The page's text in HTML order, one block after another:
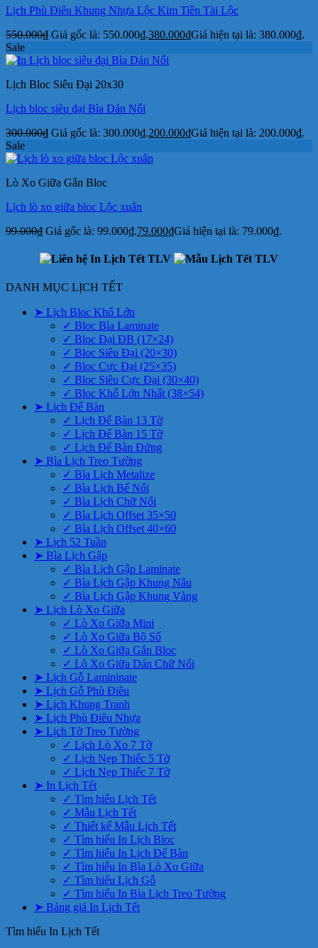
Lịch Phù Điêu Khung Nhựa Lộc Kim Tiền Tài Lộc
550.000₫ Giá gốc là: 550.000₫.380.000₫Giá hiện tại là: 380.000₫.
Sale
Lịch Bloc Siêu Đại 20x30
Lịch bloc siêu đại Bìa Dán Nổi
300.000₫ Giá gốc là: 300.000₫.200.000₫Giá hiện tại là: 200.000₫.
Sale
Lò Xo Giữa Gắn Bloc
Lịch lò xo giữa bloc Lộc xuân
99.000₫ Giá gốc là: 99.000₫.79.000₫Giá hiện tại là: 79.000₫.
DANH MỤC LỊCH TẾT
➤ Lịch Bloc Khổ Lớn
✓ Bloc Bìa Laminate
✓ Bloc Đại ĐB (17×24)
✓ Bloc Siêu Đại (20×30)
✓ Bloc Cực Đại (25×35)
✓ Bloc Siêu Cực Đại (30×40)
✓ Bloc Khổ Lớn Nhất (38×54)
➤ Lịch Để Bàn
✓ Lịch Để Bàn 13 Tờ
✓ Lịch Để Bàn 15 Tờ
✓ Lịch Để Bàn Đứng
➤ Bìa Lịch Treo Tường
✓ Bìa Lịch Metalize
✓ Bìa Lịch Bế Nổi
✓ Bìa Lịch Chữ Nổi
✓ Bìa Lịch Offset 35×50
✓ Bìa Lịch Offset 40×60
➤ Lịch 52 Tuần
➤ Bìa Lịch Gập
✓ Bìa Lịch Gập Laminate
✓ Bìa Lịch Gập Khung Nâu
✓ Bìa Lịch Gập Khung Vàng
➤ Lịch Lò Xo Giữa
✓ Lò Xo Giữa Mini
✓ Lò Xo Giữa Bộ Số
✓ Lò Xo Giữa Gắn Bloc
✓ Lò Xo Giữa Dán Chữ Nổi
➤ Lịch Gỗ Lamininate
➤ Lịch Gỗ Phù Điêu
➤ Lịch Khung Tranh
➤ Lịch Phù Điêu Nhựa
➤ Lịch Tờ Treo Tường
✓ Lịch Lò Xo 7 Tờ
✓ Lịch Nẹp Thiếc 5 Tờ
✓ Lịch Nẹp Thiếc 7 Tờ
➤ In Lịch Tết
✓ Tìm hiểu Lịch Tết
✓ Mẫu Lịch Tết
✓ Thiết kế Mẫu Lịch Tết
✓ Tìm hiểu In Lịch Bloc
✓ Tìm hiểu In Lịch Để Bàn
✓ Tìm hiểu In Bìa Lò Xo Giữa
✓ Tìm hiểu Lịch Gỗ
✓ Tìm hiểu In Bìa Lịch Treo Tường
➤ Bảng giá In Lịch Tết
Tìm hiểu In Lịch Tết